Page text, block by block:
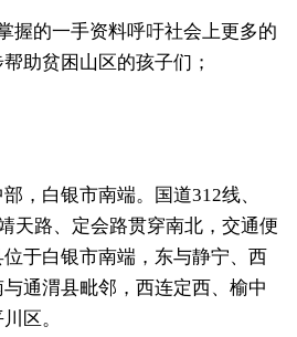
的一手资料呼吁社会上更多的
助贫困山区的孩子们；
白银市南端。国道312线、
天路、定会路贯穿南北，交通便
于白银市南端，东与静宁、西
通渭县毗邻，西连定西、榆中
区。